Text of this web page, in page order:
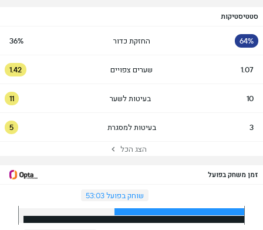
סטטיסטיקות
64% החזקת כדור 36%
1.07 שערים צפויים 1.42
10 בעיטות לשער 11
3 בעיטות למסגרת 5
הצג הכל
זמן משחק בפועל
שוחק בפועל 53:03